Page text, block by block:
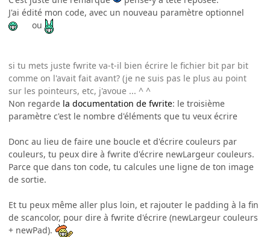
J'ai édité mon code, avec un nouveau paramètre optionnel
ou
si tu mets juste fwrite va-t-il bien écrire le fichier bit par bit
comme on l'avait fait avant? (je ne suis pas le plus au point
sur les pointeurs, etc, j'avoue ... ^ ^
Non regarde la documentation de fwrite: le troisième
paramètre c'est le nombre d'éléments que tu veux écrire
Donc au lieu de faire une boucle et d'écrire couleurs par
couleurs, tu peux dire à fwrite d'écrire newLargeur couleurs.
Parce que dans ton code, tu calcules une ligne de ton image
de sortie.
Et tu peux même aller plus loin, et rajouter le padding à la fin
de scancolor, pour dire à fwrite d'écrire (newLargeur couleurs
+ newPad).